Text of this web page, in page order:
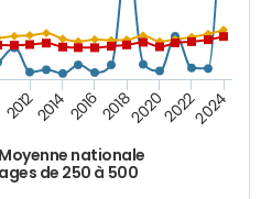
Moyenne nationale
de 250 à 500
2012201420162018202020222024